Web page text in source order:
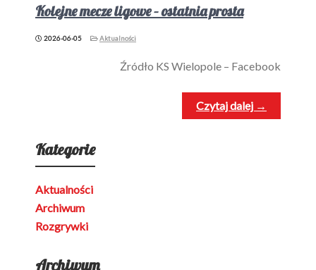
Kolejne mecze ligowe – ostatnia prosta
2026-06-05 Aktualności
Źródło KS Wielopole – Facebook
Czytaj dalej →
Kategorie
Aktualności
Archiwum
Rozgrywki
Archiwum